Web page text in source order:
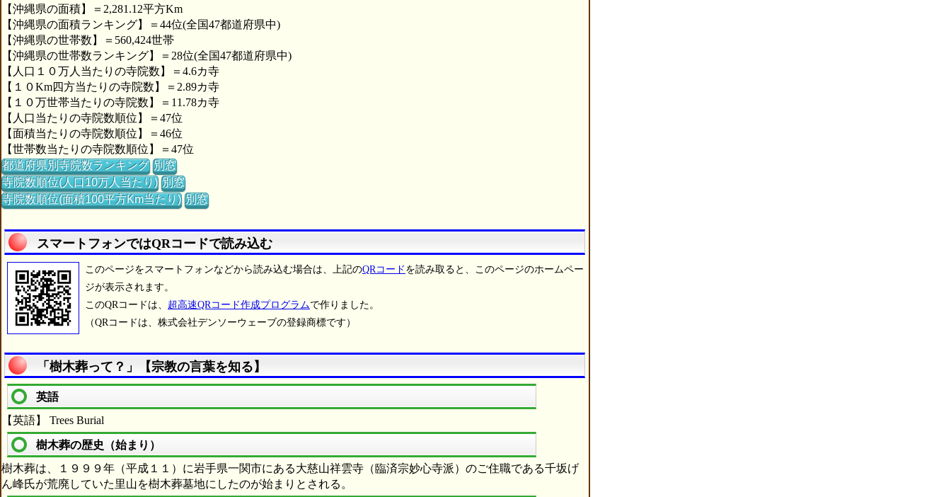
【沖縄県の面積】＝2,281.12平方Km
【沖縄県の面積ランキング】＝44位(全国47都道府県中)
【沖縄県の世帯数】＝560,424世帯
【沖縄県の世帯数ランキング】＝28位(全国47都道府県中)
【人口１０万人当たりの寺院数】＝4.6カ寺
【１０Km四方当たりの寺院数】＝2.89カ寺
【１０万世帯当たりの寺院数】＝11.78カ寺
【人口当たりの寺院数順位】＝47位
【面積当たりの寺院数順位】＝46位
【世帯数当たりの寺院数順位】＝47位
都道府県別寺院数ランキング 別窓
寺院数順位(人口10万人当たり) 別窓
寺院数順位(面積100平方Km当たり) 別窓
スマートフォンではQRコードで読み込む
このページをスマートフォンなどから読み込む場合は、上記のQRコード を読み取ると、このページのホームペー
ジが表示されます。
このQRコードは、 超高速QRコード作成プログラムで作りました。
（QRコードは、株式会社デンソーウェーブの登録商標です）
「樹木葬って？」【宗教の言葉を知る】
英語
【英語】 Trees Burial
樹木葬の歴史（始まり）
樹木葬は、１９９９年（平成１１）に岩手県一関市にある大慈山祥雲寺（臨済宗妙心寺派）のご住職である千坂げ
ん峰氏が荒廃していた里山を樹木葬墓地にしたのが始まりとされる。